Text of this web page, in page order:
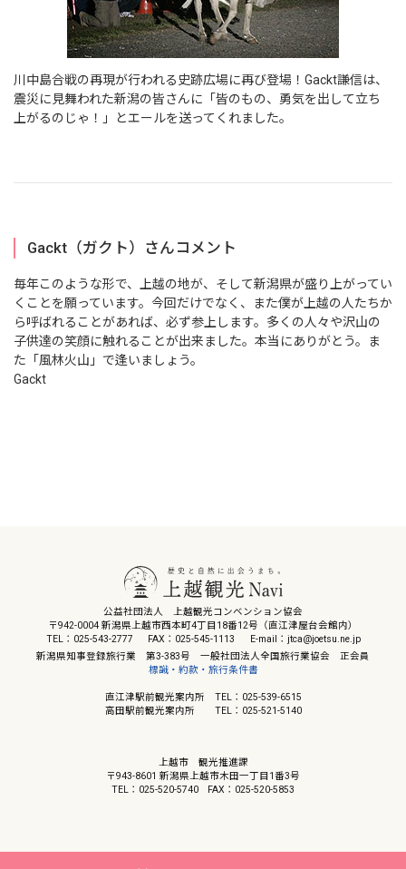
川中島合戦の再現が行われる史跡広場に再び登場！Gackt謙信は、
震災に見舞われた新潟の皆さんに「皆のもの、勇気を出して立ち
上がるのじゃ！」とエールを送ってくれました。
Gackt（ガクト）さんコメント
毎年このような形で、上越の地が、そして新潟県が盛り上がってい
くことを願っています。今回だけでなく、また僕が上越の人たちか
ら呼ばれることがあれば、必ず参上します。多くの人々や沢山の
子供達の笑顔に触れることが出来ました。本当にありがとう。ま
た「風林火山」で逢いましょう。
Gackt
公益社団法人 上越観光コンベンション協会
〒942-0004 新潟県上越市西本町4丁目18番12号（直江津屋台会館内）
TEL：025-543-2777
FAX：025-545-1113
E-mail：jtca@joetsu.ne.jp
新潟県知事登録旅行業 第3-383号 一般社団法人全国旅行業協会 正会員
標識・約款・旅行条件書
直江津駅前観光案内所 TEL：025-539-6515
高田駅前観光案内所 TEL：025-521-5140
上越市 観光推進課
〒943-8601 新潟県上越市木田一丁目1番3号
TEL：025-520-5740
FAX：025-520-5853